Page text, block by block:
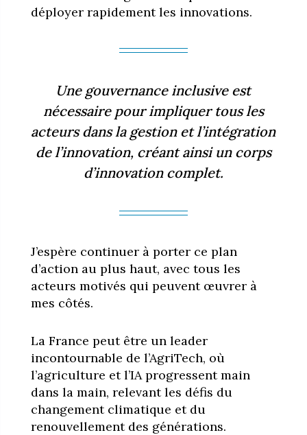
déployer rapidement les innovations.
Une gouvernance inclusive est
nécessaire pour impliquer tous les
acteurs dans la gestion et l’intégration
de l’innovation, créant ainsi un corps
d’innovation complet.
J’espère continuer à porter ce plan
d’action au plus haut, avec tous les
acteurs motivés qui peuvent œuvrer à
mes côtés.
La France peut être un leader
incontournable de l’AgriTech, où
l’agriculture et l’IA progressent main
dans la main, relevant les défis du
changement climatique et du
renouvellement des générations.